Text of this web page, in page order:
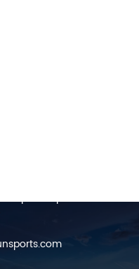
pour répondre à